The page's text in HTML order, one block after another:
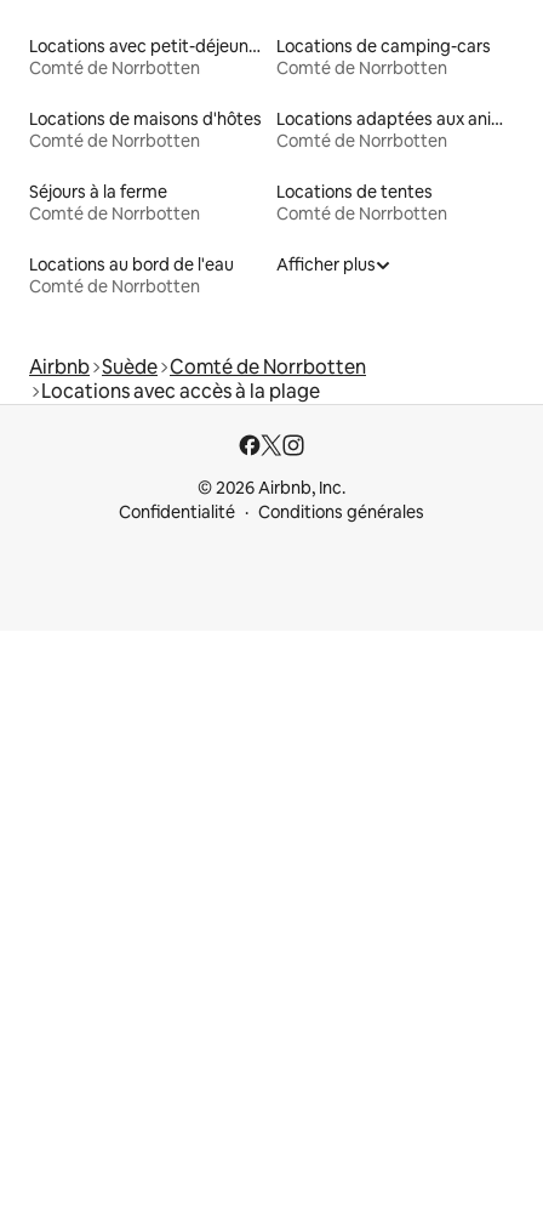
Locations avec petit-déjeuner
Comté de Norrbotten
Locations de camping-cars
Comté de Norrbotten
Locations de maisons d'hôtes
Comté de Norrbotten
Locations adaptées aux animaux
Comté de Norrbotten
Séjours à la ferme
Comté de Norrbotten
Locations de tentes
Comté de Norrbotten
Locations au bord de l'eau
Comté de Norrbotten
Afficher plus
Airbnb Suède Comté de Norrbotten
Locations avec accès à la plage
© 2026 Airbnb, Inc.
Confidentialité
Conditions générales